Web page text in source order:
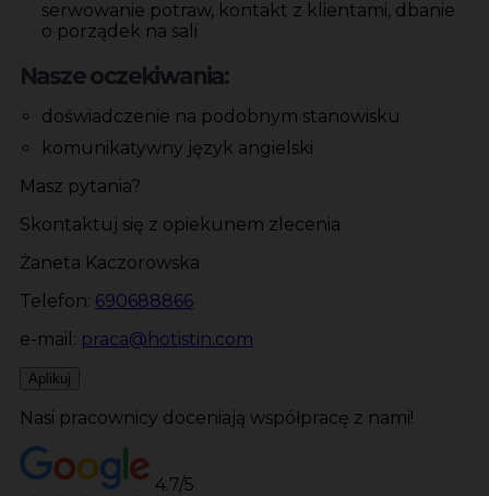
serwowanie potraw, kontakt z klientami, dbanie
o porządek na sali
Nasze oczekiwania:
doświadczenie na podobnym stanowisku
komunikatywny język angielski
Masz pytania?
Skontaktuj się z opiekunem zlecenia
Żaneta Kaczorowska
Telefon: 690688866
e-mail: praca@hotistin.com
Aplikuj
Nasi pracownicy doceniają współpracę z nami!
4.7/5